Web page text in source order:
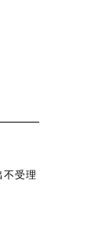
受理